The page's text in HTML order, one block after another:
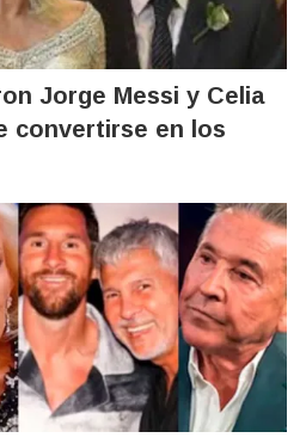
Jorge Messi y Celia
convertirse en los